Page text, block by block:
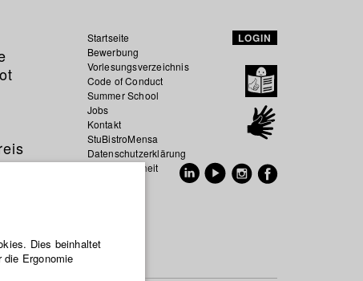
Startseite
Bewerbung
Vorlesungsverzeichnis
Code of Conduct
Summer School
Jobs
Kontakt
StuBistroMensa
Datenschutzerklärung
Datensicherheit
LOGIN
Dies beinhaltet
Ergonomie